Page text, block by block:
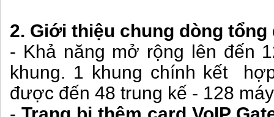
2. Giới thiệu chung dòng tổng
- Khả năng mở rộng lên đến
khung. 1 khung chính kết
được đến 48 trung kế - 128